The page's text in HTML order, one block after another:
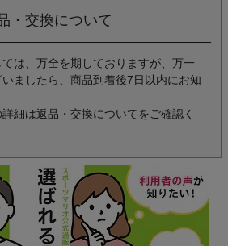
・交換について
は、万全を期しておりますが、万一
ましたら、商品到着後7日以内にお知
細は返品・交換について をご確認く